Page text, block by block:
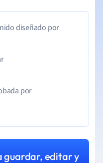
diseñado por
por
guardar, editar y